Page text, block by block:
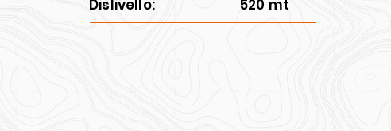
Dislivello: 520 mt